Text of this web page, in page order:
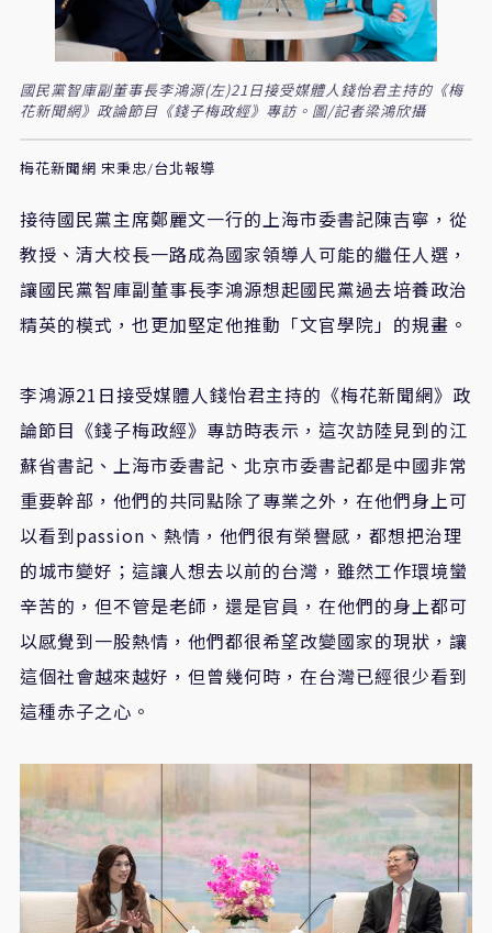
國民黨智庫副董事長李鴻源(左)21日接受媒體人錢怡君主持的《梅
花新聞網》政論節目《錢子梅政經》專訪。圖/記者梁鴻欣攝
梅花新聞網 宋秉忠/台北報導
接待國民黨主席鄭麗文一行的上海市委書記陳吉寧，從
教授、清大校長一路成為國家領導人可能的繼任人選，
讓國民黨智庫副董事長李鴻源想起國民黨過去培養政治
精英的模式，也更加堅定他推動「文官學院」的規畫。
李鴻源21 日接受媒體人錢怡君主持的《梅花新聞網》政
論節目《錢子梅政經》專訪時表示，這次訪陸見到的江
蘇省書記、上海市委書記、北京市委書記都是中國非常
重要幹部，他們的共同點除了專業之外，在他們身上可
以看到passion 、熱情，他們很有榮譽感，都想把治理
的城市變好；這讓人想去以前的台灣，雖然工作環境蠻
辛苦的，但不管是老師，還是官員，在他們的身上都可
以感覺到一股熱情，他們都很希望改變國家的現狀，讓
這個社會越來越好，但曾幾何時，在台灣已經很少看到
這種赤子之心。